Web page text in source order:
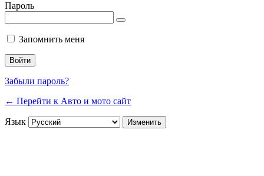
Пароль
Запомнить меня
Забыли пароль?
← Перейти к Авто и мото сайт
Язык